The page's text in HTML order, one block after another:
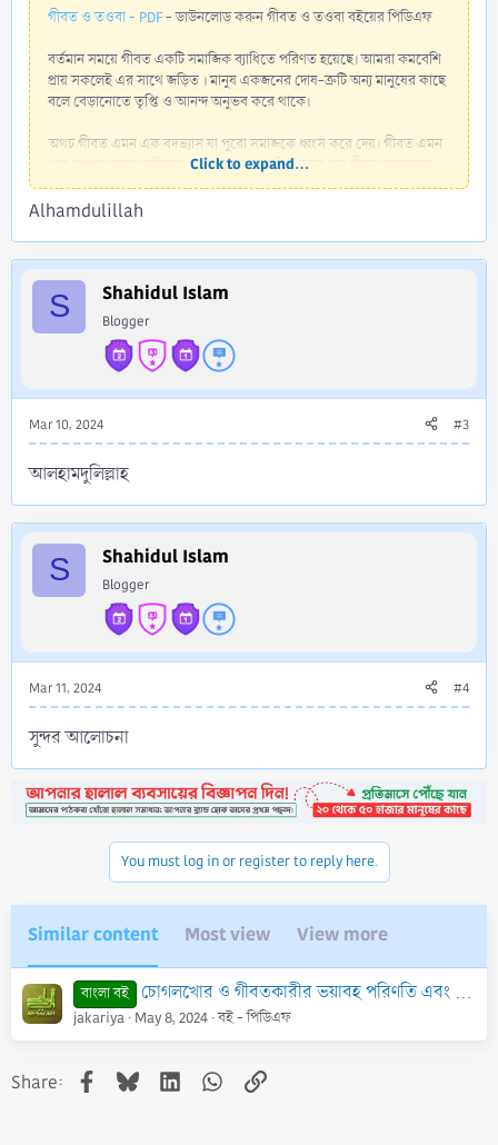
Read more about this resource...
গীবত ও তওবা - PDF- ডাউনলোড করুন গীবত ও তওবা বইয়ের পিডিএফ
বর্তমান সময়ে গীবত একটি সমাজিক ব্যাধিতে পরিণত হয়েছে। আমরা কমবেশি
প্রায় সকলেই এর সাথে জড়িত । মানুষ একজনের দোষ-ত্রুটি অন্য মানুষের কাছে
বলে বেড়ানোতে তৃপ্তি ও আনন্দ অনুভব করে থাকে।
অথচ গীবত এমন এক বদভ্যাস যা পুরো সমাজকে ধ্বংস করে দেয়। গীবত এমন
এক নেশার বস্তু যা মুমিনের নেক আমলকে বাতিল করে দেয় গীবত জঘন্যতম
অপরাধ। গীবত করা মৃত ভাইয়ের গোশত খাওয়ার সমান। তাই আমাদেরকে
অবশ্যই গীবত বা পরচর্চা থেকে দূরে থাকতে হবে ।
Read more about this resource...
Click to expand...
Alhamdulillah
S Shahidul Islam
Blogger
Mar 10, 2024 #3
আলহামদুলিল্লাহ
S Shahidul Islam
Blogger
Mar 11, 2024 #4
সুন্দর আলোচনা
You must log in or register to reply here.
Similar content Most view View more
বাংলা বই চোগলখোর ও গীবতকারীর ভয়াবহ পরিণতি এবং প্রতিবেশীর হক্ব - PDF
jakariya May 8, 2024 বই - পিডিএফ
Share: Facebook
BlueskyLinkedInWhatsApp
Link